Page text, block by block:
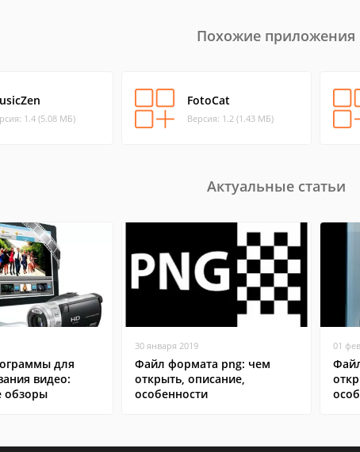
Похожие приложения
1.4 (5.08 МБ)
FotoCat
Версия: 1.2 (1.43 МБ)
Актуальные статьи
для
видео:
обзоры
30 января 2019
Файл формата png: чем
открыть, описание,
особенности
01